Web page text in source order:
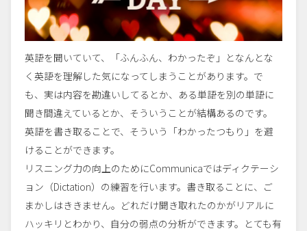
英語を聞いていて、「ふんふん、わかったぞ」となんとな
く英語を理解した気になってしまうことがあります。で
も、実は内容を勘違いしてるとか、ある単語を別の単語に
聞き間違えているとか、そういうことが結構あるのです。
英語を書き取ることで、そういう「わかったつもり」を避
けることができます。
リスニング力の向上のためにCommunicaではディクテーシ
ョン（Dictation）の練習を行います。書き取ることに、ご
まかしはききません。どれだけ聞き取れたのかがリアルに
ハッキリとわかり、自分の弱点の分析ができます。とても有